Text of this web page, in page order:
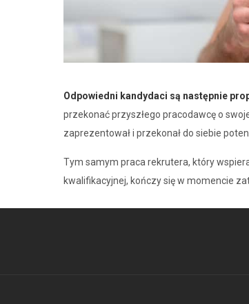
Odpowiedni kandydaci są następnie
przekonać przyszłego pracodawcę o
zaprezentował i przekonał do siebie
Tym samym praca rekrutera, który
kwalifikacyjnej, kończy się w momencie